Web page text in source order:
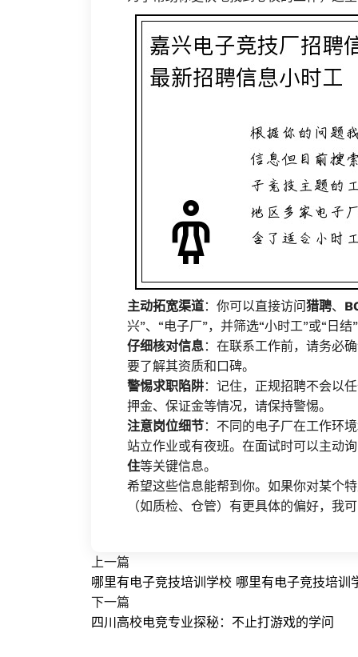
主动拓宽渠道：你可以直接访问猎聘、
兴”、“电子厂”，并筛选“小时工”或“日
仔细核对信息：在联系工作前，请务必
要了解其资质和口碑。
警惕求职陷阱：记住，正规招聘不会以
押金、保证金等情况，请保持警惕。
注意岗位细节：不同的电子厂在工作环
站立作业或有夜班。在面试时可以主动
住等关键信息。
希望这些信息能帮到你。如果你对某个
（如质检、仓管）有更具体的偏好，我
上一篇
哪里有电子竞技培训学校 哪里有电子竞技培训
下一篇
四川高校电竞专业探秘：不止打游戏的学问